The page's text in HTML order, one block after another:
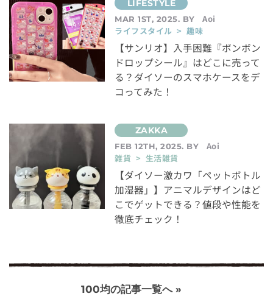
MAR 1ST, 2025. BY
Aoi
ライフスタイル > 趣味
【サンリオ】入手困難『ボンボン
ドロップシール』はどこに売って
る？ダイソーのスマホケースをデ
コってみた！
FEB 12TH, 2025. BY
Aoi
雑貨 > 生活雑貨
【ダイソー激カワ「ペットボトル
加湿器」】アニマルデザインはど
こでゲットできる？値段や性能を
徹底チェック！
100均の記事一覧へ »